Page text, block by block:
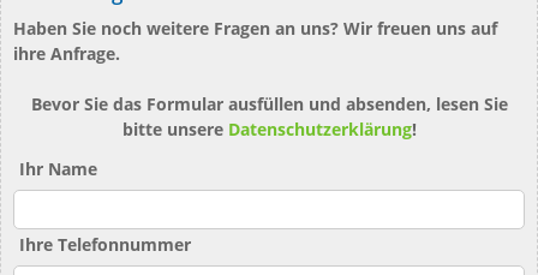
Haben Sie noch weitere Fragen an uns? Wir freuen uns auf
ihre Anfrage.
Bevor Sie das Formular ausfüllen und absenden, lesen Sie
bitte unsere Datenschutzerklärung!
Ihr Name
Ihre Telefonnummer